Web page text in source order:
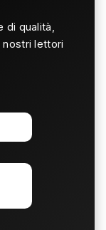
di qualità,
nostri lettori